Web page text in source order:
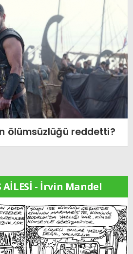
ölümsüzlüğü reddetti?
AİLESİ - İrvin Mandel